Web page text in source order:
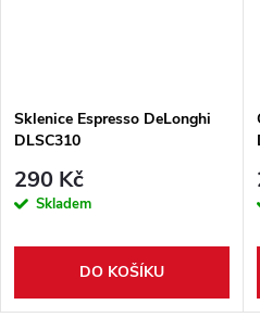
Sklenice Espresso DeLonghi
DLSC310
290 Kč
Skladem
DO KOŠÍKU